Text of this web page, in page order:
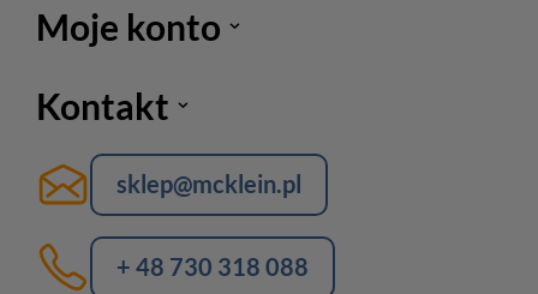
Moje konto
Kontakt
sklep@mcklein.pl
+ 48 730 318 088